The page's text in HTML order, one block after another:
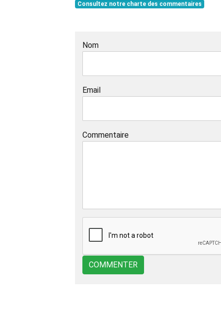
Consultez notre charte des commentaires
Nom
Email
Commentaire
COMMENTER